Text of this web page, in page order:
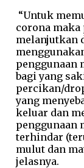
“Untuk
corona
melanjutkan
penggunaan
bagi yang
percikan/
yang
keluar dan
penggunaan
terhindar
mulut dan
jelasnya.